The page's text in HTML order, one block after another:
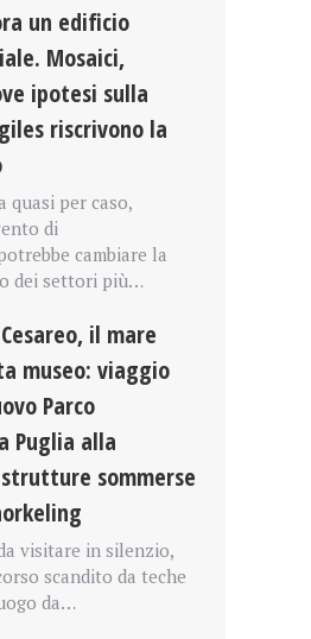
un edificio
Mosaici,
ipotesi sulla
riscrivono la
quasi per caso,
di
cambiare la
dei settori più…
il mare
museo: viaggio
Parco
Puglia alla
sommerse
visitare in silenzio,
scandito da teche
da…